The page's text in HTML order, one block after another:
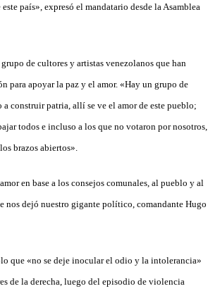
país», expresó el mandatario desde la Asamblea
de cultores y artistas venezolanos que han
para apoyar la paz y el amor. «Hay un grupo de
a construir patria, allí se ve el amor de este pueblo;
todos e incluso a los que no votaron por nosotros,
brazos abiertos».
en base a los consejos comunales, al pueblo y al
nos dejó nuestro gigante político, comandante Hugo
que «no se deje inocular el odio y la intolerancia»
de la derecha, luego del episodio de violencia